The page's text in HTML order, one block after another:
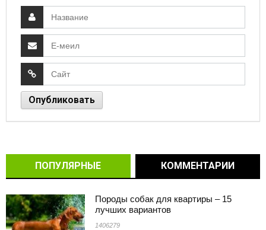
ПОПУЛЯРНЫЕ КОММЕНТАРИИ
Породы собак для квартиры – 15
лучших вариантов
1406279